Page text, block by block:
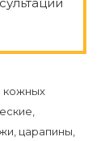
кожных
царапины,